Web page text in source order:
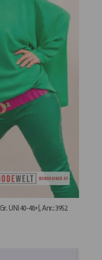
UNI 40-48+|, Anr.: 3952